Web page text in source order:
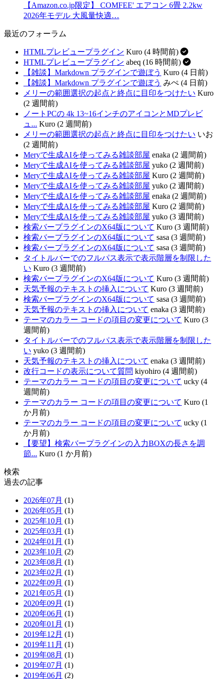
【Amazon.co.jp限定】 COMFEE' エアコン 6畳 2.2kw
2026年モデル 大風量快適…
最近のフォーラム
HTMLプレビュープラグイン Kuro (4 時間前)
HTMLプレビュープラグイン abeq (16 時間前)
【雑談】Markdown プラグインで遊ぼう Kuro (4 日前)
【雑談】Markdown プラグインで遊ぼう みぺ (4 日前)
メリーの範囲選択の起点と終点に目印をつけたい Kuro
(2 週間前)
ノートPCの 4k 13~16インチのアイコンとMDプレビ
ュ... Kuro (2 週間前)
メリーの範囲選択の起点と終点に目印をつけたい いお
(2 週間前)
Meryで生成AIを使ってみる雑談部屋 enaka (2 週間前)
Meryで生成AIを使ってみる雑談部屋 yuko (2 週間前)
Meryで生成AIを使ってみる雑談部屋 Kuro (2 週間前)
Meryで生成AIを使ってみる雑談部屋 yuko (2 週間前)
Meryで生成AIを使ってみる雑談部屋 enaka (2 週間前)
Meryで生成AIを使ってみる雑談部屋 Kuro (2 週間前)
Meryで生成AIを使ってみる雑談部屋 yuko (3 週間前)
検索バープラグインのX64版について Kuro (3 週間前)
検索バープラグインのX64版について sasa (3 週間前)
検索バープラグインのX64版について sasa (3 週間前)
タイトルバーでのフルパス表示で表示階層を制限した
い Kuro (3 週間前)
検索バープラグインのX64版について Kuro (3 週間前)
天気予報のテキストの挿入について Kuro (3 週間前)
検索バープラグインのX64版について sasa (3 週間前)
天気予報のテキストの挿入について enaka (3 週間前)
テーマのカラー コードの項目の変更について Kuro (3
週間前)
タイトルバーでのフルパス表示で表示階層を制限した
い yuko (3 週間前)
天気予報のテキストの挿入について enaka (3 週間前)
改行コードの表示について質問 kiyohiro (4 週間前)
テーマのカラー コードの項目の変更について ucky (4
週間前)
テーマのカラー コードの項目の変更について Kuro (1
か月前)
テーマのカラー コードの項目の変更について ucky (1
か月前)
【要望】検索バープラグインの入力BOXの長さを調
節... Kuro (1 か月前)
検索
過去の記事
2026年07月 (1)
2026年05月 (1)
2025年10月 (1)
2025年03月 (1)
2024年01月 (1)
2023年10月 (2)
2023年08月 (1)
2023年02月 (1)
2022年09月 (1)
2021年05月 (1)
2020年09月 (1)
2020年06月 (1)
2020年01月 (1)
2019年12月 (1)
2019年11月 (1)
2019年08月 (1)
2019年07月 (1)
2019年06月 (2)